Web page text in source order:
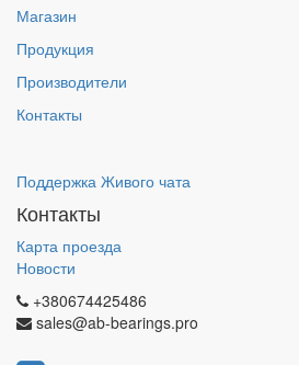
Магазин
Продукция
Производители
Контакты
Поддержка Живого чата
Контакты
Карта проезда
Новости
+380674425486
sales@ab-bearings.pro